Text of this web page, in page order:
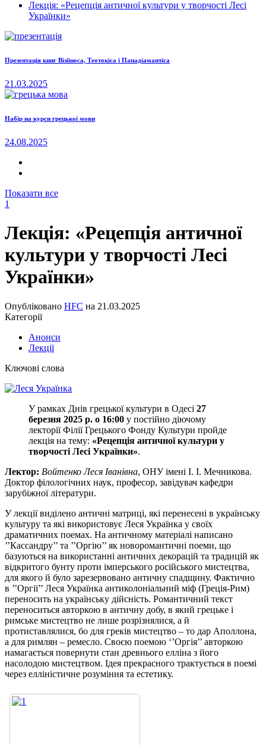
Лекція: «Рецепція античної культури у творчості Лесі
Українки»
Презентація книг Візіїноса, Теотокіса і Пападіамантіса
21.03.2025
Набір на курси грецької мови
24.08.2025
Показати все
1
Лекція: «Рецепція античної
культури у творчості Лесі
Українки»
Опубліковано HFC на 21.03.2025
Категорії
Анонси
Лекції
Ключові слова
У рамках Днів грецької культури в Одесі 27
березня 2025 р. о 16:00 у постійно діючому
лекторії Філії Грецького Фонду Культури пройде
лекція на тему: «Рецепція античної культури у
творчості Лесі Українки».
Лектор: Войтенко Леся Іванівна, ОНУ імені І. І. Мечникова.
Доктор філологічних наук, професор, завідувач кафедри
зарубіжної літератури.
У лекції виділено античні матриці, які перенесені в українську
культуру та які використовує Леся Українка у своїх
драматичних поемах. На античному матеріалі написано
’’Кассандру’’ та ’’Оргію’’ як новоромантичні поеми, що
базуються на використанні античних декорацій та традицій як
відкритого бунту проти імперського російського мистецтва,
для якого й було зарезервовано античну спадщину. Фактично
в ’’Оргії’’ Леся Українка антиколоніальний міф (Греція-Рим)
переносить на українську дійсність. Романтичний текст
переноситься авторкою в античну добу, в який грецьке і
римське мистецтво не лише розрізнялися, а й
протиставлялися, бо для греків мистецтво – то дар Аполлона,
а для римлян – ремесло. Своєю поемою ‘’Оргія’’ авторкою
намагається повернути стан древнього елліна з його
насолодою мистецтвом. Ідея прекрасного трактується в поемі
через елліністичне розуміння та естетику.